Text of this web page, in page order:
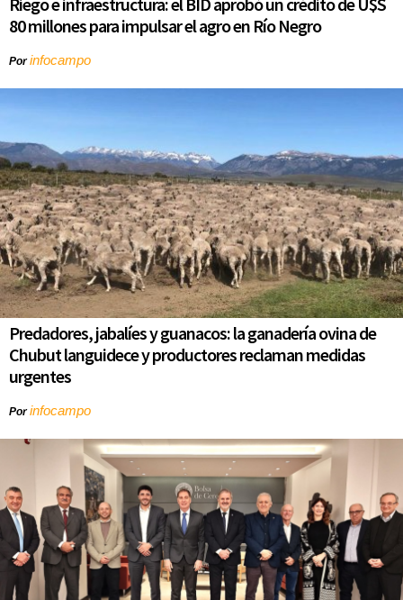
80 millones para impulsar el agro en Río Negro
Porinfocampo
Predadores, jabalíes y guanacos: la ganadería ovina de
Chubut languidece y productores reclaman medidas
urgentes
Porinfocampo